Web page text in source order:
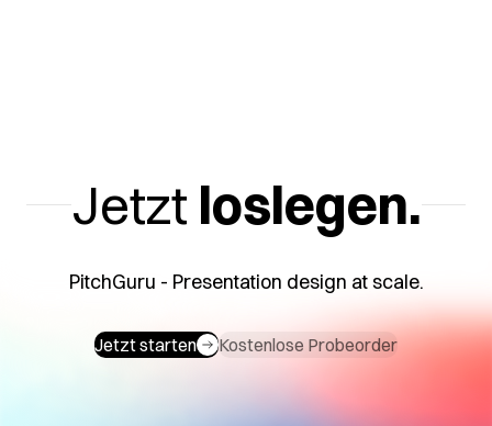
Jetzt loslegen.
PitchGuru - Presentation design at scale.
Jetzt starten Kostenlose Probeorder